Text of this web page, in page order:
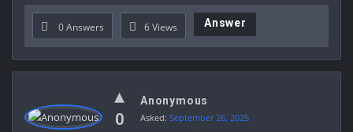
0 Answers 6Views Answer
0
Anonymous
Asked: September 26, 2025